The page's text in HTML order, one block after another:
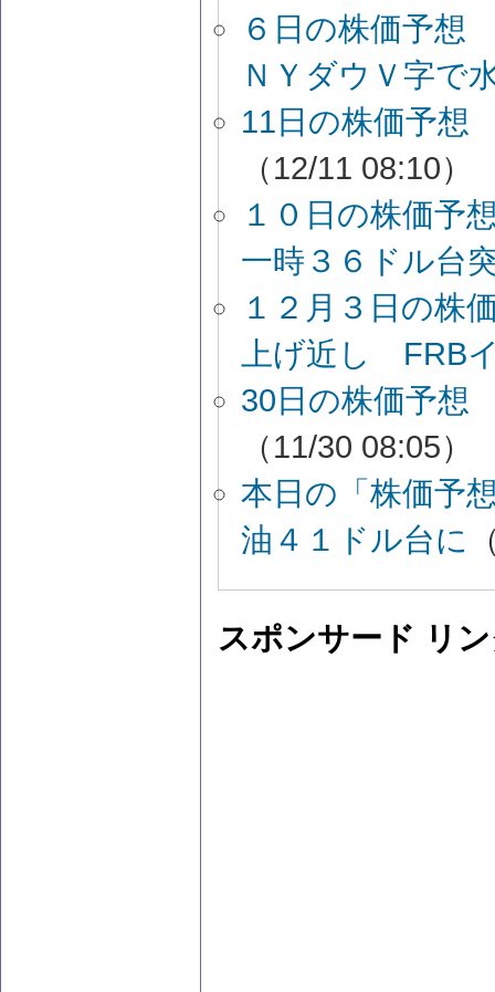
６日の株価予
ＮＹダウＶ字で
11日の株価予想
（12/11 08:10）
１０日の株価予
一時３６ドル台
１２月３日の
上げ近し FRB
30日の株価予
（11/30 08:05）
本日の「株価予
油４１ドル台に
スポンサード リ